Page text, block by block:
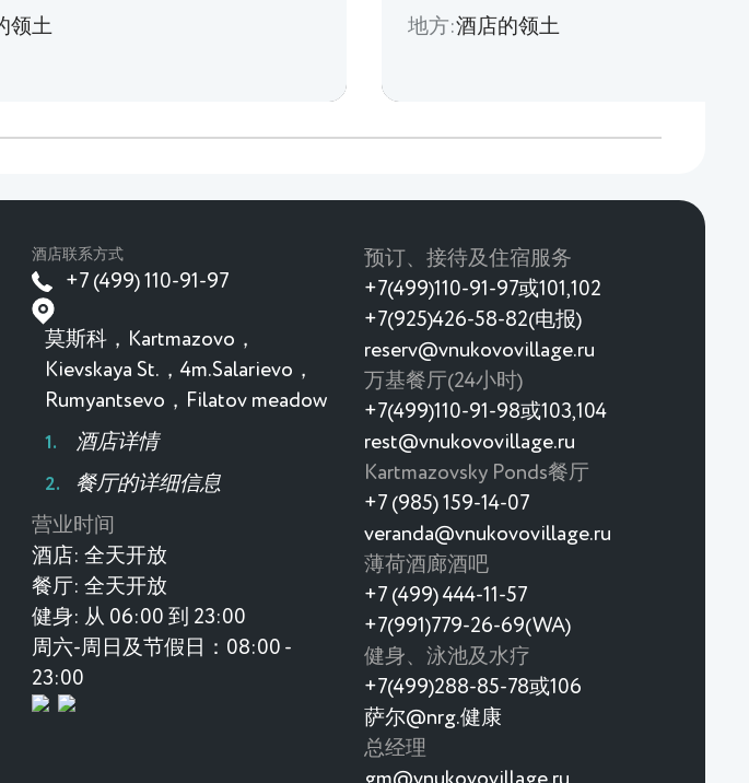
领土 地方:酒店的领土
酒店联系方式
+7 (499) 110-91-97
莫斯科，Kartmazovo，
Kievskaya St.，4m.Salarievo，
Rumyantsevo，Filatov meadow
酒店详情
餐厅的详细信息
营业时间
酒店: 全天开放
餐厅: 全天开放
健身: 从 06:00 到 23:00
周六-周日及节假日：08:00 -
23:00
预订、接待及住宿服务
+7(499)110-91-97或101,102
+7(925)426-58-82(电报)
reserv@vnukovovillage.ru
万基餐厅(24小时)
+7(499)110-91-98或103,104
rest@vnukovovillage.ru
Kartmazovsky Ponds餐厅
+7 (985) 159-14-07
veranda@vnukovovillage.ru
薄荷酒廊酒吧
+7 (499) 444-11-57
+7(991)779-26-69(WA)
健身、泳池及水疗
+7(499)288-85-78或106
萨尔@nrg.健康
总经理
gm@vnukovovillage.ru